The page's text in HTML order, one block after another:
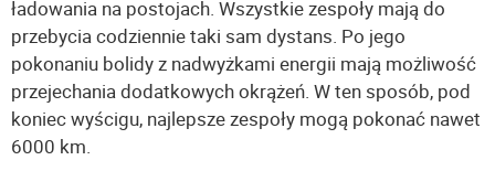
ładowania na postojach. Wszystkie zespoły mają do
przebycia codziennie taki sam dystans. Po jego
pokonaniu bolidy z nadwyżkami energii mają możliwość
przejechania dodatkowych okrążeń. W ten sposób, pod
koniec wyścigu, najlepsze zespoły mogą pokonać nawet
6000 km.